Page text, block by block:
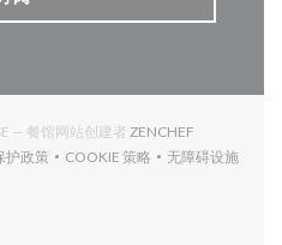
— 餐馆网站创建者 ZENCHEF((在新窗口中
))
护政策
在新窗口中打开))
COOKIE 策略
((在新窗口中打开))
无障碍设施
((在新窗口